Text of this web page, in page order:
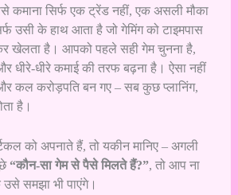
कमाना सिर्फ एक ट्रेंड नहीं, एक असली मौका
उसी के हाथ आता है जो गेमिंग को टाइमपास
खेलता है। आपको पहले सही गेम चुनना है,
धीरे-धीरे कमाई की तरफ बढ़ना है। ऐसा नहीं
कल करोड़पति बन गए – सब कुछ प्लानिंग,
है।
को अपनाते हैं, तो यकीन मानिए – अगली
“कौन-सा गेम से पैसे मिलते हैं?”, तो आप ना
उसे समझा भी पाएंगे।